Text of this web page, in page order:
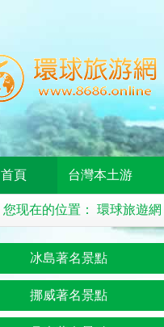
首頁 台灣本土游
您现在的位置： 環球旅遊網
冰島著名景點
挪威著名景點